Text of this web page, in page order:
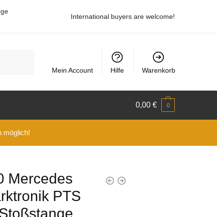
International buyers are welcome!
Mein Account Hilfe Warenkorb
0,00 € 0
möglich!
Mercedes
PTS